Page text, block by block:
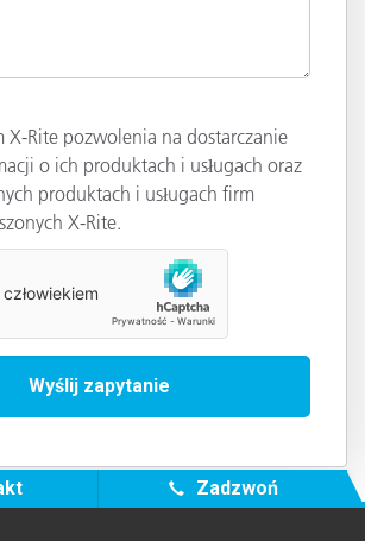
X-Rite pozwolenia na dostarczanie
o ich produktach i usługach oraz
produktach i usługach firm
X-Rite.
Zadzwoń